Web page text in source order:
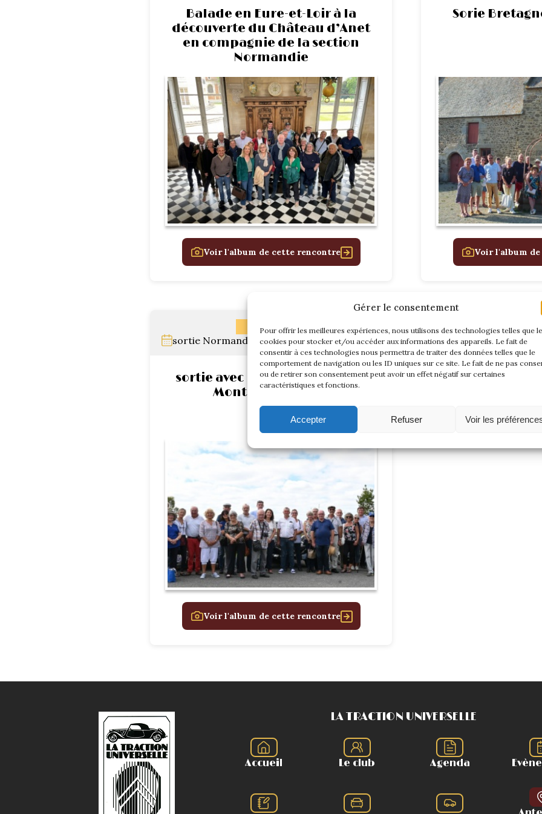
Gérer le consentement
Pour offrir les meilleures expériences, nous utilisons des technologies telles que
cookies pour stocker et/ou accéder aux informations des appareils. Le fait de
consentir à ces technologies nous permettra de traiter des données telles que le
comportement de navigation ou les ID uniques sur ce site. Le fait de ne pas
ou de retirer son consentement peut avoir un effet négatif sur certaines
caractéristiques et fonctions.
Accepter Refuser Voir les
Balade en Eure-et-Loir à la
découverte du Château d’Anet
en compagnie de la section
Normandie
Voir l'album de cette rencontre
Sorie
Voir l'album
NORMANDIE
sortie Normandie le 10 et 11 Septembre 2022
sortie avec la TU Normndie au
Mont Saint Michel
Voir l'album de cette rencontre
LA TRACTION UNIVERSELLE
Accueil Le club Agenda